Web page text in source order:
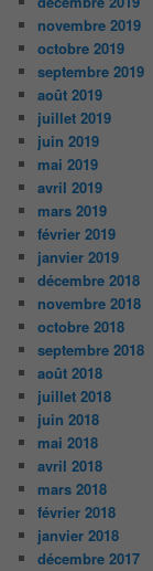
novembre 2019
octobre 2019
septembre 2019
août 2019
juillet 2019
juin 2019
mai 2019
avril 2019
mars 2019
février 2019
janvier 2019
décembre 2018
novembre 2018
octobre 2018
septembre 2018
août 2018
juillet 2018
juin 2018
mai 2018
avril 2018
mars 2018
février 2018
janvier 2018
décembre 2017